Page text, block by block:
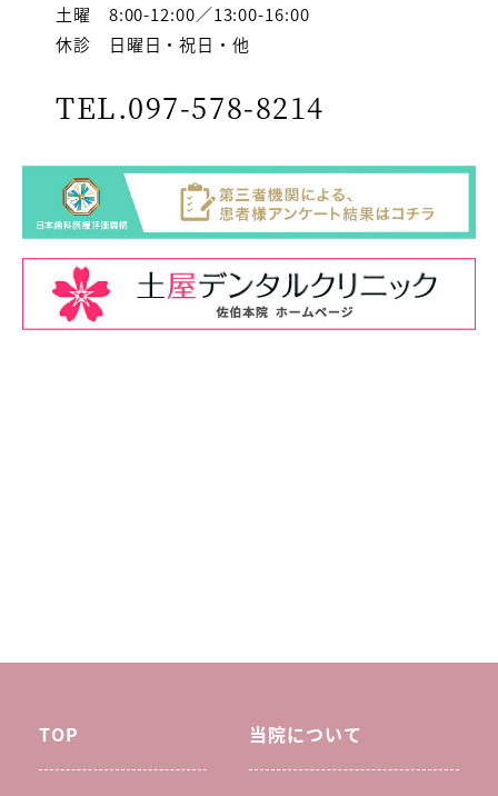
土曜 8:00-12:00／13:00-16:00
休診 日曜日・祝日・他
TEL.097-578-8214
TOP 当院について